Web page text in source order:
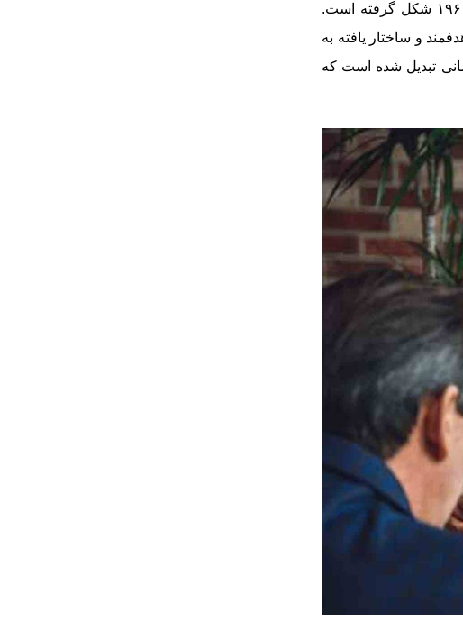
تاریخچه درمان شناختی رفتاری نشان می‌دهد که این روش درمانی از تلفیق روان‌درمانی ‌های شناختی و رفتاری در دهه ۱۹۶۰ شکل گرفته است.
و ساختار یافته به
تبدیل شده است که